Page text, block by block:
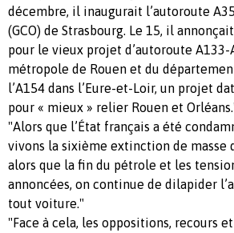
décembre, il inaugurait l’autoroute
(GCO) de Strasbourg. Le 15, il
pour le vieux projet d’autoroute
métropole de Rouen et du
l’A154 dans l’Eure-et-Loir, un projet
pour « mieux » relier Rouen et
"Alors que l’État français a été
vivons la sixième extinction de masse
alors que la fin du pétrole et les
annoncées, on continue de dilapider
tout voiture."
"Face à cela, les oppositions, recours